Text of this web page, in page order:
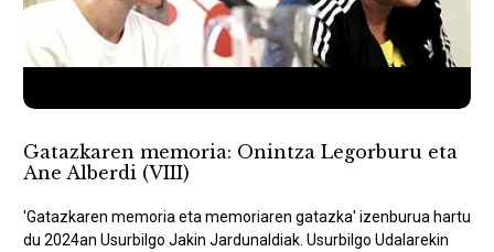
Gatazkaren memoria: Onintza Legorburu eta
Ane Alberdi (VIII)
'Gatazkaren memoria eta memoriaren gatazka' izenburua hartu
du 2024an Usurbilgo Jakin Jardunaldiak. Usurbilgo Udalarekin